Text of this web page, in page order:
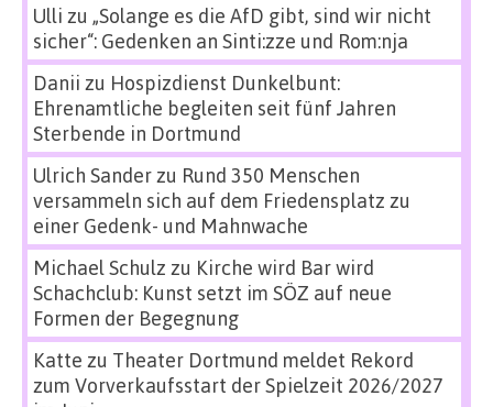
Ulli zu „Solange es die AfD gibt, sind wir nicht
sicher“: Gedenken an Sinti:zze und Rom:nja
Danii zu Hospizdienst Dunkelbunt:
Ehrenamtliche begleiten seit fünf Jahren
Sterbende in Dortmund
Ulrich Sanderzu Rund 350 Menschen
versammeln sich auf dem Friedensplatz zu
einer Gedenk- und Mahnwache
Michael Schulz zu Kirche wird Bar wird
Schachclub: Kunst setzt im SÖZ auf neue
Formen der Begegnung
Katte zu Theater Dortmund meldet Rekord
zum Vorverkaufsstart der Spielzeit 2026/2027